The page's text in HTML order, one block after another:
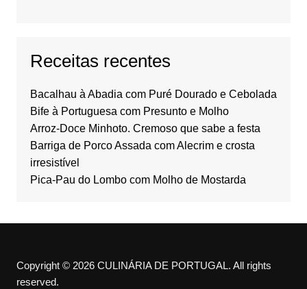
Receitas recentes
Bacalhau à Abadia com Puré Dourado e Cebolada
Bife à Portuguesa com Presunto e Molho
Arroz-Doce Minhoto. Cremoso que sabe a festa
Barriga de Porco Assada com Alecrim e crosta
irresistível
Pica-Pau do Lombo com Molho de Mostarda
Copyright © 2026 CULINÁRIA DE PORTUGAL. All rights
reserved.